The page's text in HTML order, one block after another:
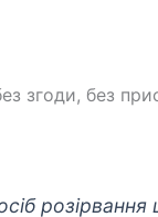
згоди, без